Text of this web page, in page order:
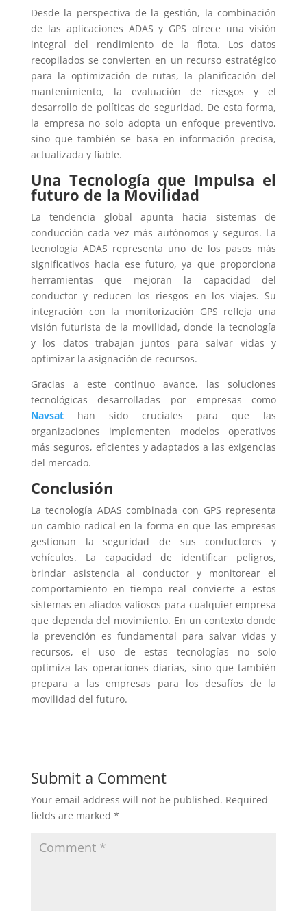
Desde la perspectiva de la gestión, la combinación
de las aplicaciones ADAS y GPS ofrece una visión
integral del rendimiento de la flota. Los datos
recopilados se convierten en un recurso estratégico
para la optimización de rutas, la planificación del
mantenimiento, la evaluación de riesgos y el
desarrollo de políticas de seguridad. De esta forma,
la empresa no solo adopta un enfoque preventivo,
sino que también se basa en información precisa,
actualizada y fiable.
Una Tecnología que Impulsa el
futuro de la Movilidad
La tendencia global apunta hacia sistemas de
conducción cada vez más autónomos y seguros. La
tecnología ADAS representa uno de los pasos más
significativos hacia ese futuro, ya que proporciona
herramientas que mejoran la capacidad del
conductor y reducen los riesgos en los viajes. Su
integración con la monitorización GPS refleja una
visión futurista de la movilidad, donde la tecnología
y los datos trabajan juntos para salvar vidas y
optimizar la asignación de recursos.
Gracias a este continuo avance, las soluciones
tecnológicas desarrolladas por empresas como
Navsathan sido cruciales para que las
organizaciones implementen modelos operativos
más seguros, eficientes y adaptados a las exigencias
del mercado.
Conclusión
La tecnología ADAS combinada con GPS representa
un cambio radical en la forma en que las empresas
gestionan la seguridad de sus conductores y
vehículos. La capacidad de identificar peligros,
brindar asistencia al conductor y monitorear el
comportamiento en tiempo real convierte a estos
sistemas en aliados valiosos para cualquier empresa
que dependa del movimiento. En un contexto donde
la prevención es fundamental para salvar vidas y
recursos, el uso de estas tecnologías no solo
optimiza las operaciones diarias, sino que también
prepara a las empresas para los desafíos de la
movilidad del futuro.
Submit a Comment
Your email address will not be published. Required
fields are marked *